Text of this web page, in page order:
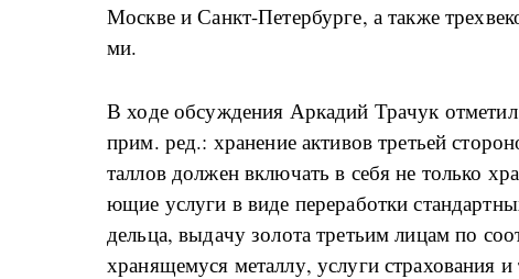
Москве и Санкт-Пе­тер­бур­ге, а та­к­же
ми.
В хо­де об­су­ж­де­ния Ар­ка­дий Тра­чук
прим. ред.: хра­не­ние ак­ти­вов тре­тьей
тал­лов дол­жен вклю­чать в се­бя не толь­ко
ю­щие услу­ги в ви­де пе­ре­ра­бо­т­ки
дель­ца, вы­да­чу зо­ло­та тре­тьим ли­цам по
хра­ня­ще­му­ся ме­тал­лу, услу­ги стра­хо­ва­ния